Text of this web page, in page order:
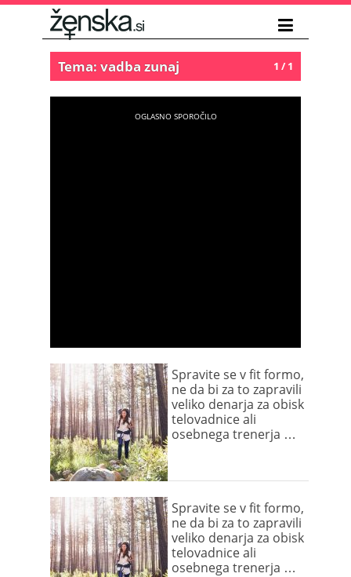
1 / 1
Tema: vadba zunaj
Spravite se v fit formo,
ne da bi za to zapravili
veliko denarja za obisk
telovadnice ali
osebnega trenerja …
Spravite se v fit formo,
ne da bi za to zapravili
veliko denarja za obisk
telovadnice ali
osebnega trenerja …